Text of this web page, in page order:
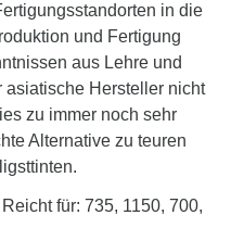
in die
und Fertigung
aus Lehre und
asiatische Hersteller nicht
zu immer noch sehr
Alternative zu teuren
für: 735, 1150, 700,